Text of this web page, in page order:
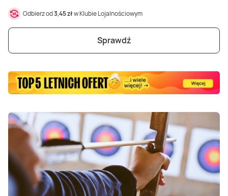
Odbierz od3,45 złw Klubie Lojalnościowym
Sprawdź